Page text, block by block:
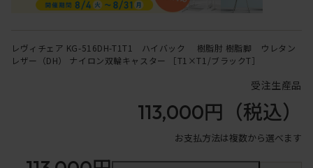
レヴィチェア KG-516DH-T1T1 ハイバック 樹脂肘 樹脂脚 ウレタン
レザー（DH） ナイロン双輪キャスター ［T1×T1/ブラックT］
受注生産品
113,000円 （税込）
お支払方法は複数から選べます